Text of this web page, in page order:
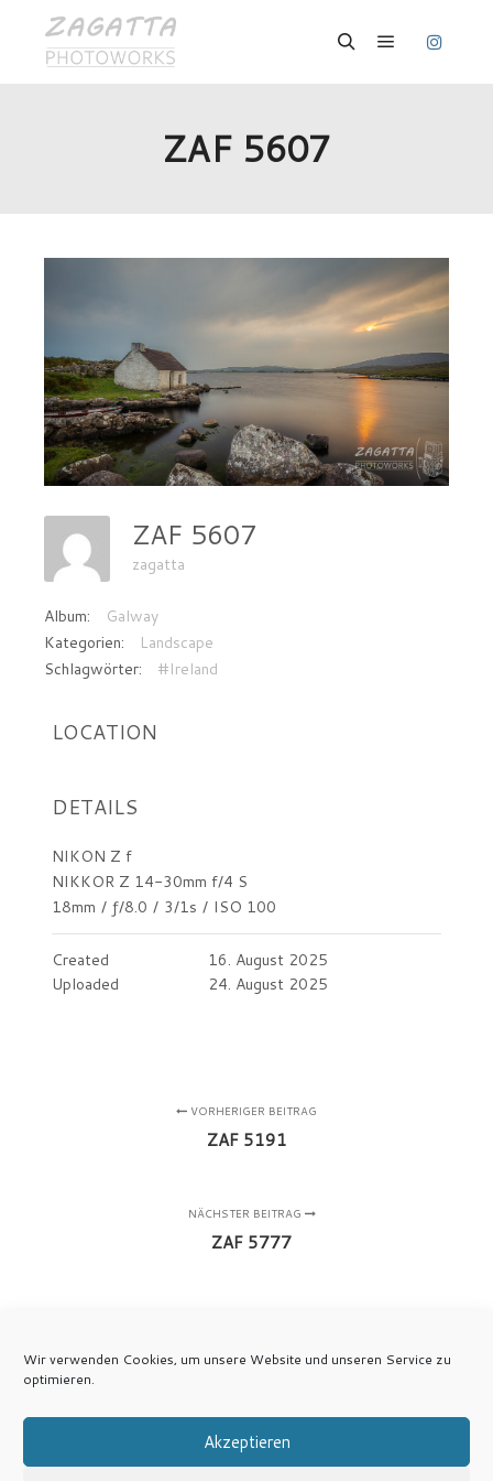
Wir verwenden Cookies, um unsere Website und unseren Service zu
optimieren.
Akzeptieren
ZAF 5607
ZAF 5607
zagatta
Album:
Galway
Kategorien:
Landscape
Schlagwörter:
#Ireland
LOCATION
DETAILS
NIKON Z f
NIKKOR Z 14-30mm f/4 S
18mm / ƒ/8.0 / 3/1s / ISO 100
Created
16. August 2025
Uploaded
24. August 2025
VORHERIGER BEITRAG
ZAF 5191
NÄCHSTER BEITRAG
ZAF 5777